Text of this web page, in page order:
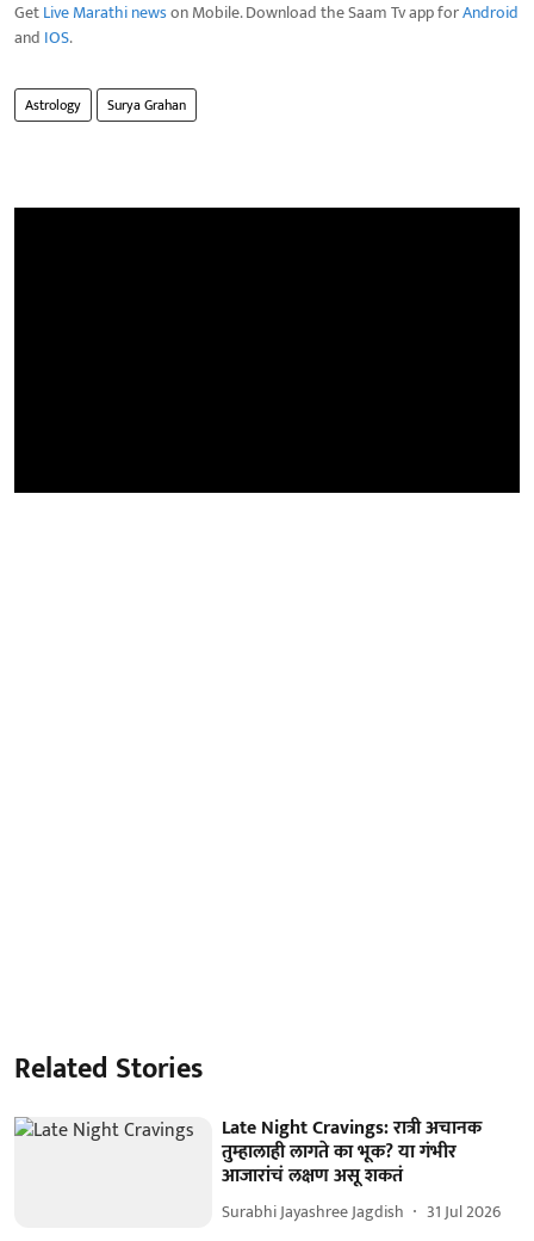
GetLive Marathi newson Mobile. Download the Saam Tv app forAndroid
and IOS.
Astrology Surya Grahan
Related Stories
Late Night Cravings: रात्री अचानक
तुम्हालाही लागते का भूक? या गंभीर
आजारांचं लक्षण असू शकतं
Surabhi Jayashree Jagdish 31 Jul 2026